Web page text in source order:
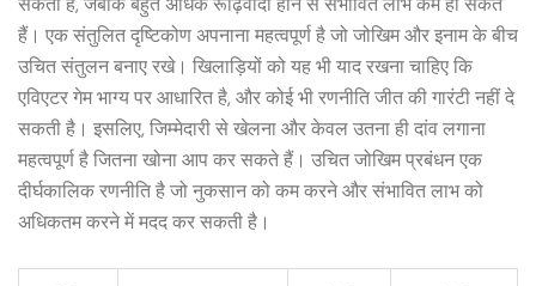
हैं। एक संतुलित दृष्टिकोण अपनाना महत्वपूर्ण है जो जोखिम और इनाम के बीच
उचित संतुलन बनाए रखे। खिलाड़ियों को यह भी याद रखना चाहिए कि
एविएटर गेम भाग्य पर आधारित है, और कोई भी रणनीति जीत की गारंटी नहीं दे
सकती है। इसलिए, जिम्मेदारी से खेलना और केवल उतना ही दांव लगाना
महत्वपूर्ण है जितना खोना आप कर सकते हैं। उचित जोखिम प्रबंधन एक
दीर्घकालिक रणनीति है जो नुकसान को कम करने और संभावित लाभ को
अधिकतम करने में मदद कर सकती है।